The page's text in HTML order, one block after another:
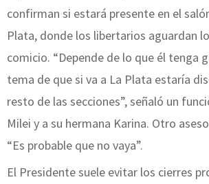
confirman si estará presente en el
Plata, donde los libertarios aguardan
comicio. “Depende de lo que él tenga
tema de que si va a La Plata estaría
resto de las secciones”, señaló un
Milei y a su hermana Karina. Otro
“Es probable que no vaya”.
El Presidente suele evitar los cierres